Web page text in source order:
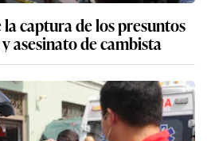
captura de los presuntos
asesinato de cambista